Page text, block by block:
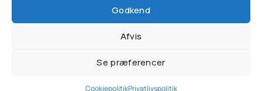
Godkend
Afvis
Se præferencer
CookiepolitikPrivatlivspolitik
a n
Y
o
t
u
b
– Objektive anmeldelser af kosttilskud.